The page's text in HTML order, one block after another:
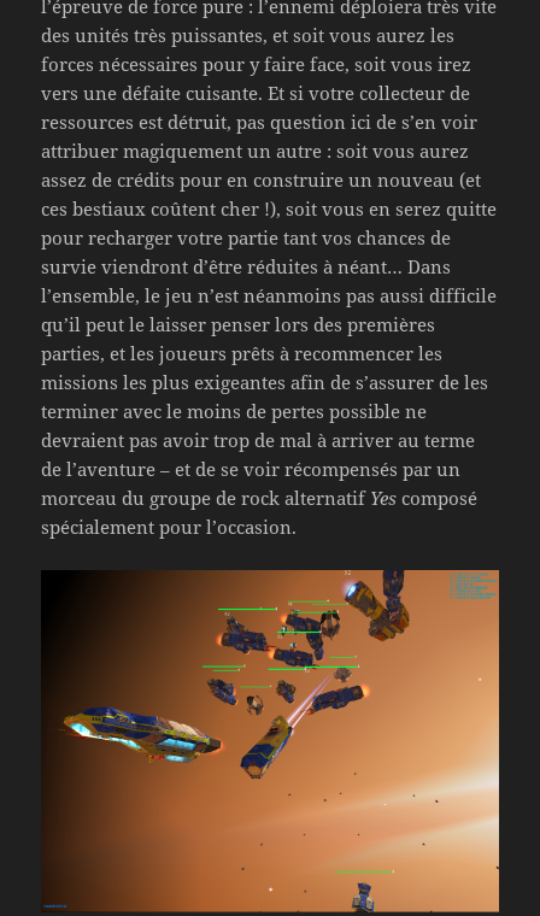
l’épreuve de force pure : l’ennemi déploiera très vite
des unités très puissantes, et soit vous aurez les
forces nécessaires pour y faire face, soit vous irez
vers une défaite cuisante. Et si votre collecteur de
ressources est détruit, pas question ici de s’en voir
attribuer magiquement un autre : soit vous aurez
assez de crédits pour en construire un nouveau (et
ces bestiaux coûtent cher !), soit vous en serez quitte
pour recharger votre partie tant vos chances de
survie viendront d’être réduites à néant… Dans
l’ensemble, le jeu n’est néanmoins pas aussi difficile
qu’il peut le laisser penser lors des premières
parties, et les joueurs prêts à recommencer les
missions les plus exigeantes afin de s’assurer de les
terminer avec le moins de pertes possible ne
devraient pas avoir trop de mal à arriver au terme
de l’aventure – et de se voir récompensés par un
morceau du groupe de rock alternatif Yes composé
spécialement pour l’occasion.